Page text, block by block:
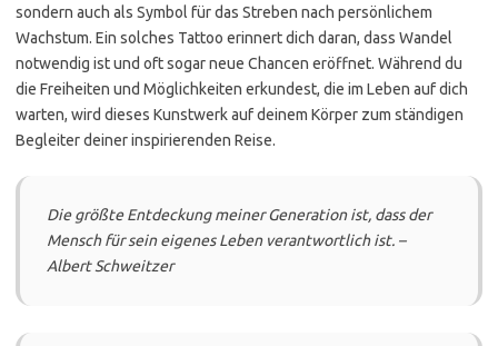
sondern auch als Symbol für das Streben nach persönlichem
Wachstum. Ein solches Tattoo erinnert dich daran, dass Wandel
notwendig ist und oft sogar neue Chancen eröffnet. Während du
die Freiheiten und Möglichkeiten erkundest, die im Leben auf dich
warten, wird dieses Kunstwerk auf deinem Körper zum ständigen
Begleiter deiner inspirierenden Reise.
Die größte Entdeckung meiner Generation ist, dass der
Mensch für sein eigenes Leben verantwortlich ist. –
Albert Schweitzer